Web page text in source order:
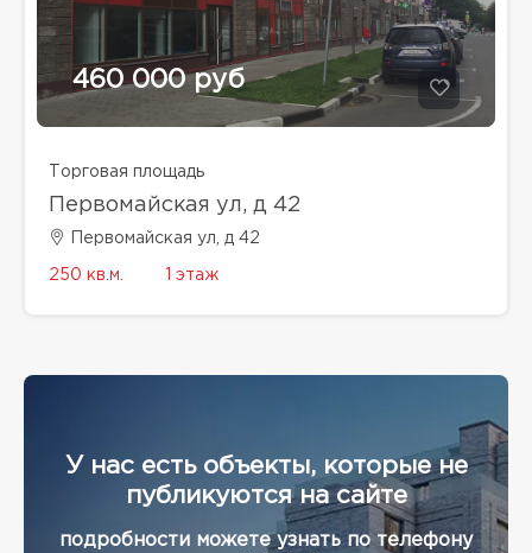
460 000 руб
Торговая площадь
Первомайская ул, д 42
Первомайская ул, д 42
250 кв.м. 1 этаж
У нас есть объекты, которые не
публикуются на сайте
подробности можете узнать по телефону